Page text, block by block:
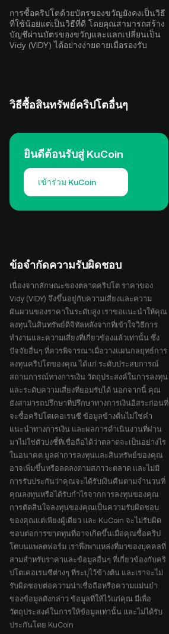
การซื้อคริปโตด้วยบัตรของขวัญยังคงเป็นวิธี
ที่ใช้น้อยแต่เป็นวิธีที่ดี โดยคุณสามารถสร้าง
บัญชีผ่านบัตรของขวัญและแลกเปลี่ยนเป็น
Vidy (VIDY) ได้อย่างง่ายดายเมื่อรองรับ
วิธีซื้อสินทรัพย์คริปโตอื่นๆ
ยินดีต้อนรับสู่ KuCoin
เข้าร่วม KuCoin
ข้อจำกัดความรับผิดชอบ
เนื่องจากลักษณะของตลาดคริปโต ราคาของ
Vidy (VIDY) จึงขึ้นอยู่กับความเสี่ยงและความ
ผันผวนของราคาในระดับสูง เราขอแนะนำให้คุณ
ลงทุนในสินทรัพย์ดิจิทัลหลังจากที่เข้าใจวิธีการ
ทำงานและความเสี่ยงที่เกี่ยวข้องแล้วเท่านั้น ซึ่ง
ปัจจัยอื่นๆ ที่ควรพิจารณาเมื่อวางแผนกลยุทธ์การ
ลงทุนคริปโตของคุณ ได้แก่ ระดับประสบการณ์
สถานการณ์ทางการเงิน วัตถุประสงค์ในการลงทุน
และระดับความเสี่ยงที่ยอมรับได้ นอกจากนี้ คุณ
ยังสามารถปรึกษาที่ปรึกษาทางการเงินอิสระก่อนที่
จะซื้อคริปโตเคอเรนซี ข้อมูลข้างต้นไม่ใช่คำ
แนะนำทางการเงิน และผลการดำเนินงานที่ผ่าน
มาไม่ใช่ตัวบ่งชี้ที่เชื่อถือได้ว่าตลาดจะเป็นอย่างไร
ในอนาคต มูลค่าการลงทุนและสินทรัพย์ของคุณ
อาจเพิ่มขึ้นหรือลดลงตามสภาวะตลาด และไม่มี
การรับประกันว่าคุณจะได้รับเงินคืนตามจำนวนที่
คุณลงทุนหรือได้รับกำไรจากการลงทุนของคุณ
การตัดสินใจลงทุนของคุณเป็นความรับผิดชอบ
ของคุณแต่เพียงผู้เดียว และ KuCoin จะไม่รับผิด
ชอบต่อการขาดทุนที่อาจเกิดขึ้นเมื่อคุณซื้อคริป
โตบนแพลตฟอร์ม เราพึ่งพาแหล่งที่มาของบุคคลที่
สามสำหรับราคาและข้อมูลอื่นๆ ที่เกี่ยวข้องกับคริ
ปโตเคอเรนซีต่างๆ ที่ระบุไว้ข้างต้น และเราจะไม่
รับผิดชอบต่อความน่าเชื่อถือหรือความแม่นยำ
ของข้อมูลดังกล่าว ข้อมูลที่ให้ไว้แก่คุณ มีเพื่อ
วัตถุประสงค์ในการให้ข้อมูลเท่านั้น และไม่ได้รับ
ประกันโดย KuCoin